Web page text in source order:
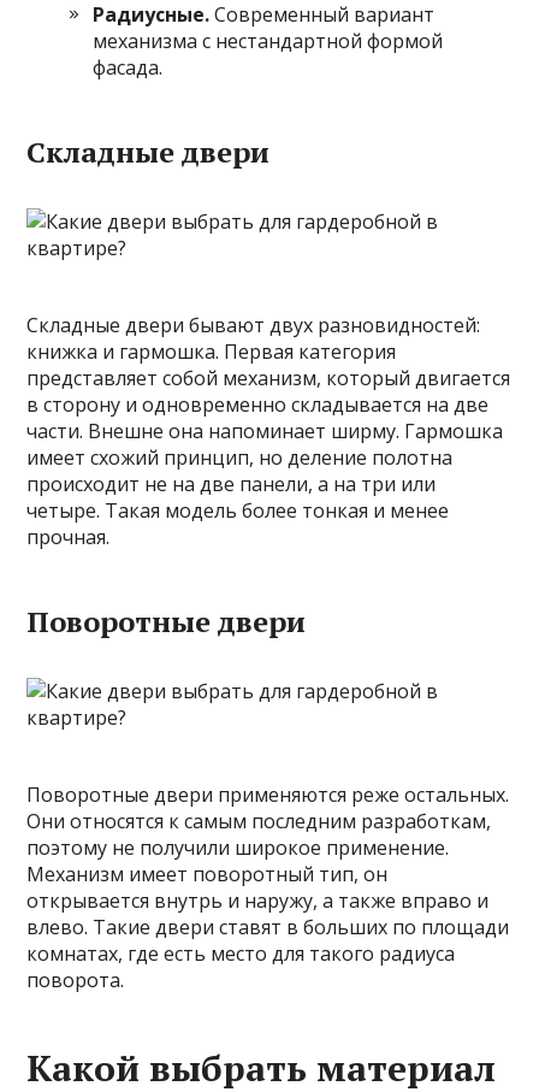
Радиусные.Современный вариант
механизма с нестандартной формой
фасада.
Складные двери
Складные двери бывают двух разновидностей:
книжка и гармошка. Первая категория
представляет собой механизм, который двигается
в сторону и одновременно складывается на две
части. Внешне она напоминает ширму. Гармошка
имеет схожий принцип, но деление полотна
происходит не на две панели, а на три или
четыре. Такая модель более тонкая и менее
прочная.
Поворотные двери
Поворотные двери применяются реже остальных.
Они относятся к самым последним разработкам,
поэтому не получили широкое применение.
Механизм имеет поворотный тип, он
открывается внутрь и наружу, а также вправо и
влево. Такие двери ставят в больших по площади
комнатах, где есть место для такого радиуса
поворота.
Какой выбрать материал